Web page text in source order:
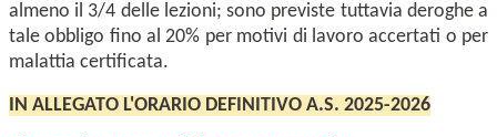
almeno il 3/4 delle lezioni; sono previste tuttavia deroghe a
tale obbligo fino al 20% per motivi di lavoro accertati o per
malattia certificata.
IN ALLEGATO L'ORARIO DEFINITIVO A.S. 2025-2026